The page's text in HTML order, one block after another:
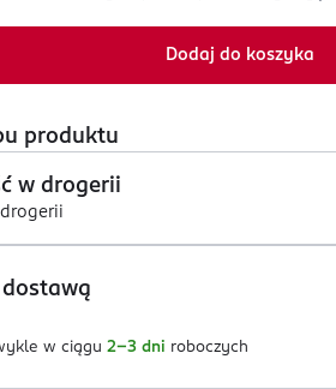
Dodaj do koszyka
produktu
w drogerii
w ciągu 2-3 dni roboczych